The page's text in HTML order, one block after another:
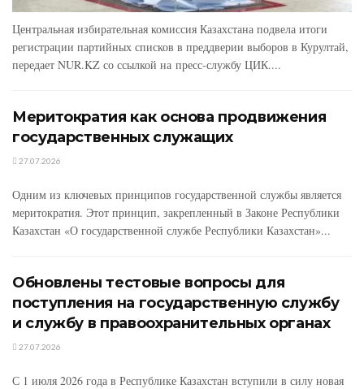
Центральная избирательная комиссия Казахстана подвела итоги
регистрации партийных списков в преддверии выборов в Курултай,
передает NUR.KZ со ссылкой на пресс-службу ЦИК....
Меритократия как основа продвижения
государственных служащих
27.07.2026
Одним из ключевых принципов государственной службы является
меритократия. Этот принцип, закрепленный в Законе Республики
Казахстан «О государственной службе Республики Казахстан»...
Обновлены тестовые вопросы для
поступления на государственную службу
и службу в правоохранительных органах
27.07.2026
С 1 июля 2026 года в Республике Казахстан вступили в силу новая